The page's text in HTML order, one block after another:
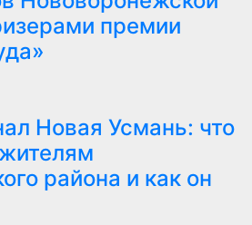
премии
Новая Усмань: что
района и как он